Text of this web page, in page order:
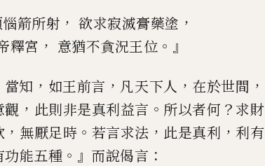
箭所射 ， 欲求寂滅膏藥塗 ，
釋宮 ， 意猶不貪況王位 。』
當知 ， 如王前言 ， 凡天下人 ， 在於世間 ，
觀 ， 此則非是真利益言 。 所以者何 ？ 求財
， 無厭足時 。 若言求法 ， 此是真利 ，利有
功能五種 。』 而說偈言 ：